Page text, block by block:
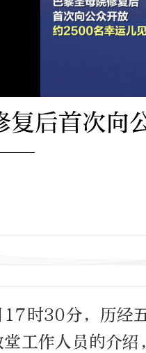
复后首次向
时30分，历经
堂工作人员的介